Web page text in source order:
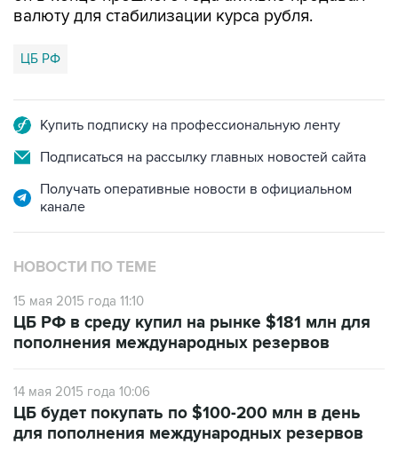
валюту для стабилизации курса рубля.
ЦБ РФ
Купить подписку на профессиональную ленту
Подписаться на рассылку главных новостей сайта
Получать оперативные новости в официальном
канале
НОВОСТИ ПО ТЕМЕ
15 мая 2015 года 11:10
ЦБ РФ в среду купил на рынке $181 млн для
пополнения международных резервов
14 мая 2015 года 10:06
ЦБ будет покупать по $100-200 млн в день
для пополнения международных резервов